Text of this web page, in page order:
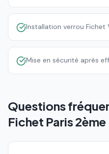
Installation verrou Fichet
Mise en sécurité après
Questions
Fichet Paris 2ème